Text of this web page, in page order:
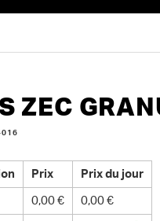
ZEC
Prix Prix du jour
0,00 € 0,00 €